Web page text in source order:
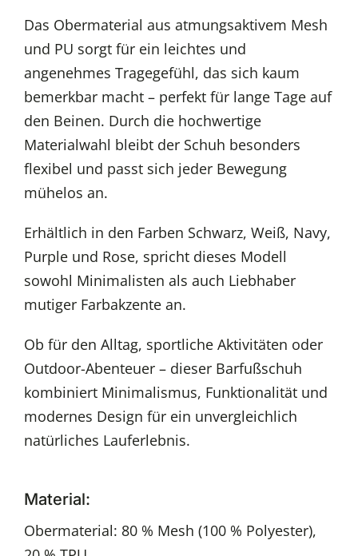
Das Obermaterial aus atmungsaktivem Mesh
und PU sorgt für ein leichtes und
angenehmes Tragegefühl, das sich kaum
bemerkbar macht – perfekt für lange Tage auf
den Beinen. Durch die hochwertige
Materialwahl bleibt der Schuh besonders
flexibel und passt sich jeder Bewegung
mühelos an.
Erhältlich in den Farben Schwarz, Weiß, Navy,
Purple und Rose, spricht dieses Modell
sowohl Minimalisten als auch Liebhaber
mutiger Farbakzente an.
Ob für den Alltag, sportliche Aktivitäten oder
Outdoor-Abenteuer – dieser Barfußschuh
kombiniert Minimalismus, Funktionalität und
modernes Design für ein unvergleichlich
natürliches Lauferlebnis.
Material:
Obermaterial: 80 % Mesh (100 % Polyester),